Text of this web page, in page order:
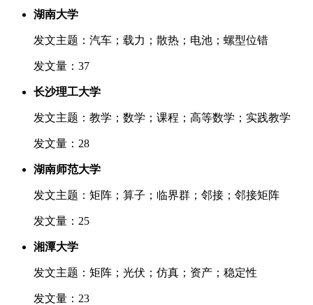
湖南大学
发文主题：汽车；载力；散热；电池；螺型位错
发文量：37
长沙理工大学
发文主题：教学；数学；课程；高等数学；实践教学
发文量：28
湖南师范大学
发文主题：矩阵；算子；临界群；邻接；邻接矩阵
发文量：25
湘潭大学
发文主题：矩阵；光伏；仿真；资产；稳定性
发文量：23